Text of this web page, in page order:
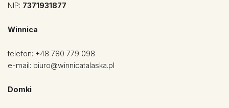
NIP: 7371931877
Winnica
telefon: +48 780 779 098
e-mail: biuro@winnicatalaska.pl
Domki